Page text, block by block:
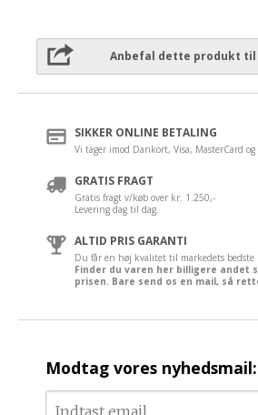
Anbefal dette produkt til
SIKKER ONLINE BETALING
Vi tager imod Dankort, Visa, MasterCard og
GRATIS FRAGT
Gratis fragt v/køb over kr. 1.250,-
Levering dag til dag.
ALTID PRIS GARANTI
Du får en høj kvalitet til markedets bedste
Finder du varen her billigere andet
prisen. Bare send os en mail, så
Modtag vores nyhedsmail: